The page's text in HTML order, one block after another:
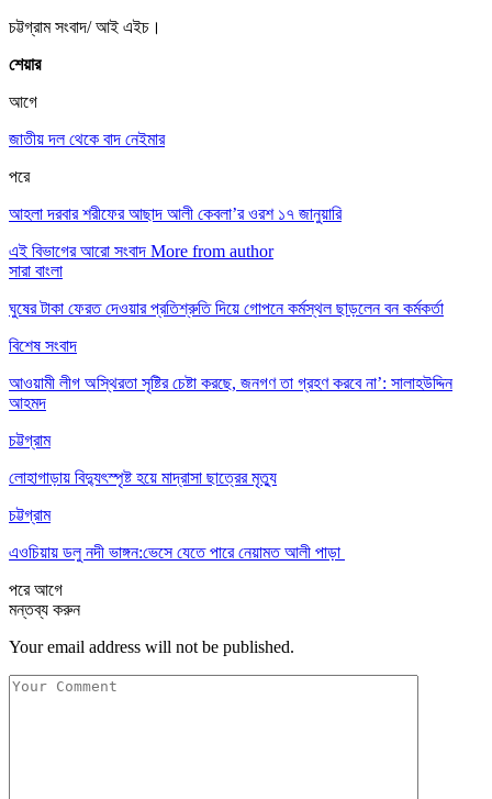
চট্টগ্রাম সংবাদ/ আই এইচ।
শেয়ার
আগে
জাতীয় দল থেকে বাদ নেইমার
পরে
আহলা দরবার শরীফের আছাদ আলী কেবলা’র ওরশ ১৭ জানুয়ারি
এই বিভাগের আরো সংবাদ More from author
সারা বাংলা
ঘুষের টাকা ফেরত দেওয়ার প্রতিশ্রুতি দিয়ে গোপনে কর্মস্থল ছাড়লেন বন কর্মকর্তা
বিশেষ সংবাদ
আওয়ামী লীগ অস্থিরতা সৃষ্টির চেষ্টা করছে, জনগণ তা গ্রহণ করবে না’: সালাহউদ্দিন
আহমদ
চট্টগ্রাম
লোহাগাড়ায় বিদ্যুৎস্পৃষ্ট হয়ে মাদ্রাসা ছাত্রের মৃত্যু
চট্টগ্রাম
এওচিয়ায় ডলু নদী ভাঙ্গন:ভেসে যেতে পারে নেয়ামত আলী পাড়া
পরেআগে
মন্তব্য করুন
Your email address will not be published.